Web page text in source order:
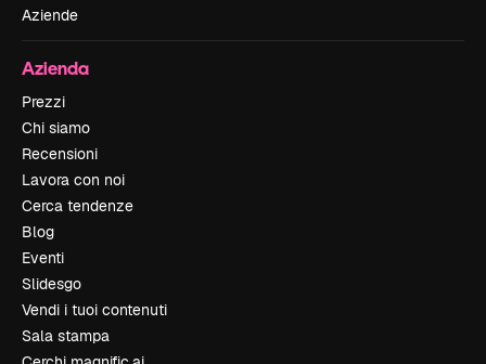
Aziende
Azienda
Prezzi
Chi siamo
Recensioni
Lavora con noi
Cerca tendenze
Blog
Eventi
Slidesgo
Vendi i tuoi contenuti
Sala stampa